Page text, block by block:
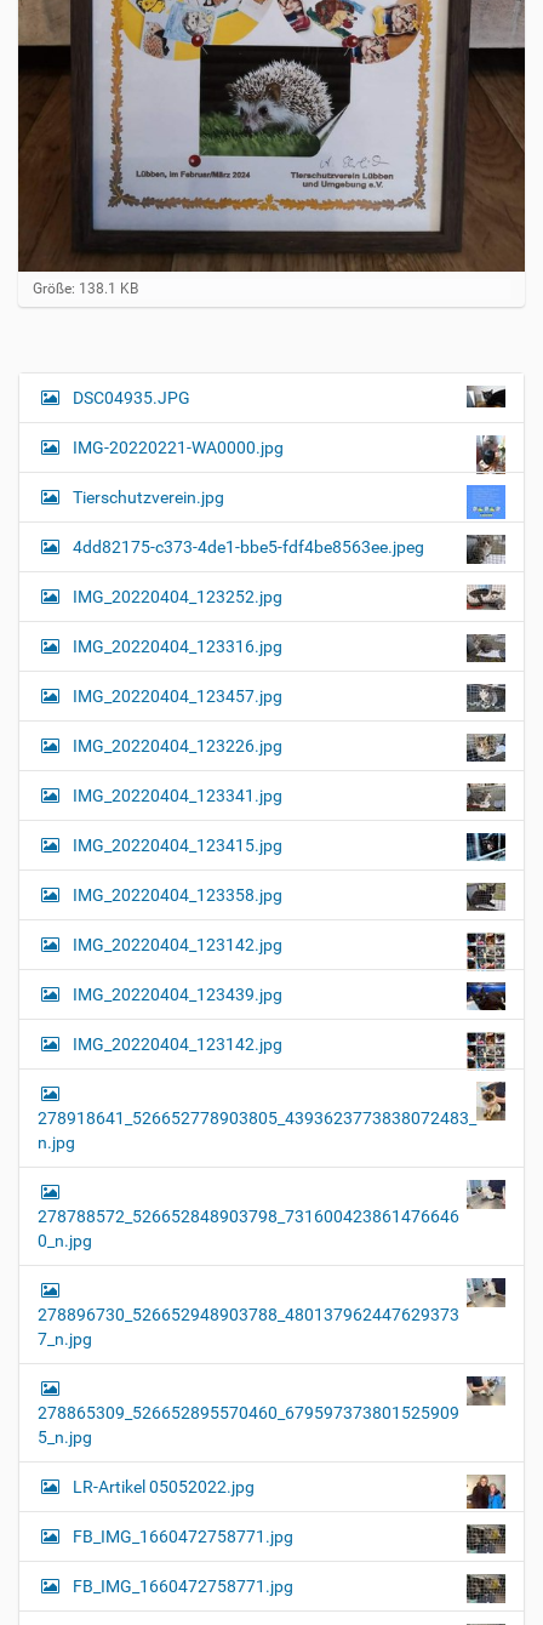
Z
e
e
i
l
r
e
…
Größe: 138.1 KB
N
a
i
g
a
t
i
o
n
DSC04935.JPG
IMG-20220221-WA0000.jpg
Tierschutzverein.jpg
4dd82175-c373-4de1-bbe5-fdf4be8563ee.jpeg
IMG_20220404_123252.jpg
IMG_20220404_123316.jpg
IMG_20220404_123457.jpg
IMG_20220404_123226.jpg
IMG_20220404_123341.jpg
IMG_20220404_123415.jpg
IMG_20220404_123358.jpg
IMG_20220404_123142.jpg
IMG_20220404_123439.jpg
IMG_20220404_123142.jpg
278918641_526652778903805_4393623773838072483_
n.jpg
278788572_526652848903798_731600423861476646
0_n.jpg
278896730_526652948903788_480137962447629373
7_n.jpg
278865309_526652895570460_679597373801525909
5_n.jpg
LR-Artikel 05052022.jpg
FB_IMG_1660472758771.jpg
FB_IMG_1660472758771.jpg